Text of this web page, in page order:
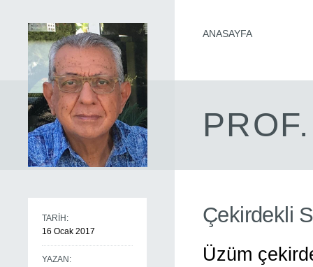
ANASAYFA
TARİH:
16 Ocak 2017
YAZAN:
Çekirdekli
Üzüm